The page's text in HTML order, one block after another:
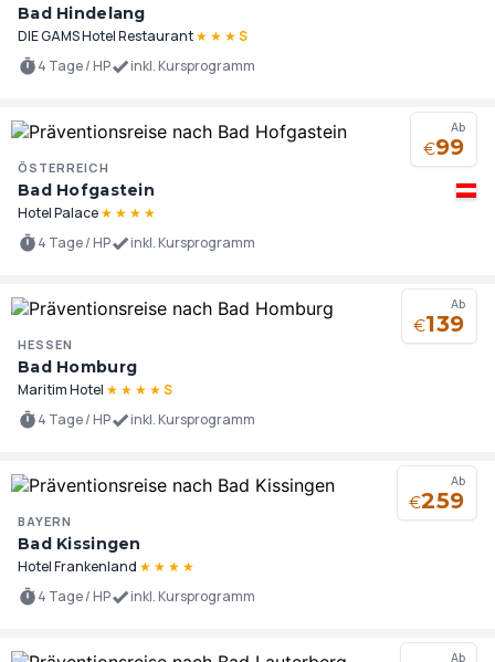
Bad Hindelang
DIE GAMS Hotel Restaurant★ ★ ★S
4 Tage / HP
inkl. Kursprogramm
Ab
€99
ÖSTERREICH
Bad Hofgastein
Hotel Palace★ ★ ★ ★
4 Tage / HP
inkl. Kursprogramm
Ab
€139
HESSEN
Bad Homburg
Maritim Hotel ★ ★ ★ ★S
4 Tage / HP
inkl. Kursprogramm
Ab
€259
BAYERN
Bad Kissingen
Hotel Frankenland ★ ★ ★ ★
4 Tage / HP
inkl. Kursprogramm
Ab